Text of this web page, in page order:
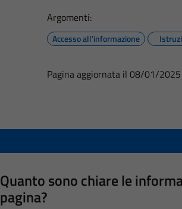
Argomenti:
Accesso all'informazione
Pagina aggiornata il 08/01/2025
Quanto sono chiare le
pagina?